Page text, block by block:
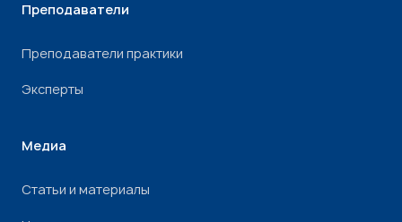
Преподаватели
Преподаватели практики
Эксперты
Медиа
Статьи и материалы